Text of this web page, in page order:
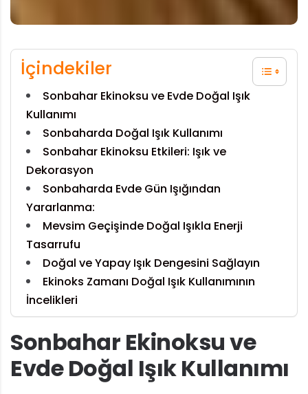
İçindekiler
Sonbahar Ekinoksu ve Evde Doğal Işık
Kullanımı
Sonbaharda Doğal Işık Kullanımı
Sonbahar Ekinoksu Etkileri: Işık ve
Dekorasyon
Sonbaharda Evde Gün Işığından
Yararlanma:
Mevsim Geçişinde Doğal Işıkla Enerji
Tasarrufu
Doğal ve Yapay Işık Dengesini Sağlayın
Ekinoks Zamanı Doğal Işık Kullanımının
İncelikleri
Sonbahar Ekinoksu ve
Evde Doğal Işık Kullanımı